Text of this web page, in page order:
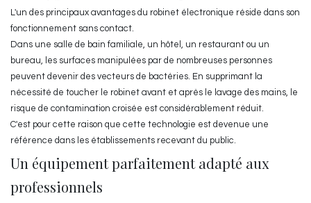
L'un des principaux avantages du robinet électronique réside dans son
fonctionnement sans contact.
Dans une salle de bain familiale, un hôtel, un restaurant ou un
bureau, les surfaces manipulées par de nombreuses personnes
peuvent devenir des vecteurs de bactéries. En supprimant la
nécessité de toucher le robinet avant et après le lavage des mains, le
risque de contamination croisée est considérablement réduit.
C'est pour cette raison que cette technologie est devenue une
référence dans les établissements recevant du public.
Un équipement parfaitement adapté aux
professionnels